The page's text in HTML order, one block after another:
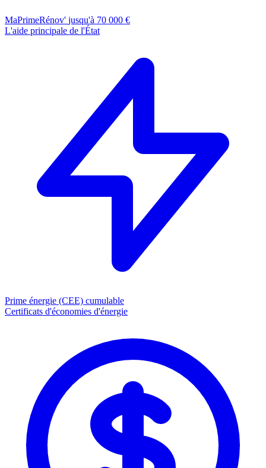
MaPrimeRénov' jusqu'à 70 000 €
L'aide principale de l'État
Prime énergie (CEE) cumulable
Certificats d'économies d'énergie